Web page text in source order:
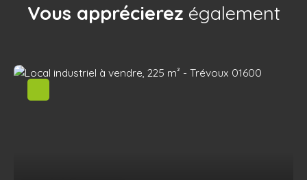
Vous apprécierez également